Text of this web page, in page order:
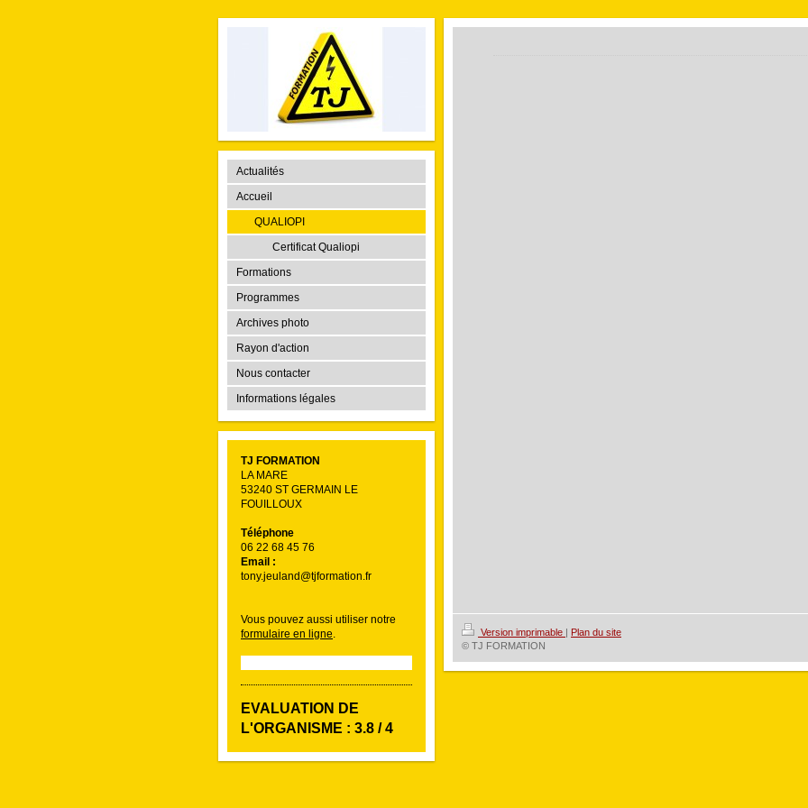
Actualités
Accueil
QUALIOPI
Certificat Qualiopi
Formations
Programmes
Archives photo
Rayon d'action
Nous contacter
Informations légales
TJ FORMATION
LA MARE
53240 ST GERMAIN LE
FOUILLOUX
Téléphone
06 22 68 45 76
Email :
tony.jeuland@tjformation.fr
Vous pouvez aussi utiliser notre
formulaire en ligne.
EVALUATION DE
L'ORGANISME : 3.8 / 4
Version imprimable | Plan du site
© TJ FORMATION